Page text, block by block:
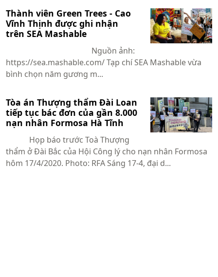
Thành viên Green Trees - Cao
Vĩnh Thịnh được ghi nhận
trên SEA Mashable
Nguồn ảnh:
https://sea.mashable.com/ Tạp chí SEA Mashable vừa
bình chọn năm gương m...
Tòa án Thượng thẩm Đài Loan
tiếp tục bác đơn của gần 8.000
nạn nhân Formosa Hà Tĩnh
Họp báo trước Toà Thượng
thẩm ở Đài Bắc của Hội Công lý cho nạn nhân Formosa
hôm 17/4/2020. Photo: RFA Sáng 17-4, đại d...